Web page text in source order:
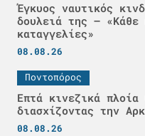
Έγκυος ναυτικός
δουλειά της – «Κάθε
καταγγελίες»
08.08.26
Ποντοπόρος
Επτά κινεζικά
διασχίζοντας την
08.08.26